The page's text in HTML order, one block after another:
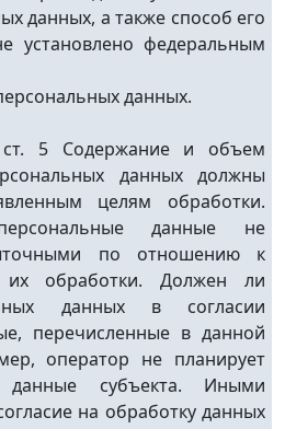
данных, а также способ его
установлено федеральным
данных.
ст. 5 Содержание и объем
данных должны
целям обработки.
данные не
по отношению к
обработки. Должен ли
данных в согласии
перечисленные в данной
оператор не планирует
данные субъекта. Иными
на обработку данных